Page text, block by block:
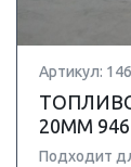
Артикул:
20MM
Подходит